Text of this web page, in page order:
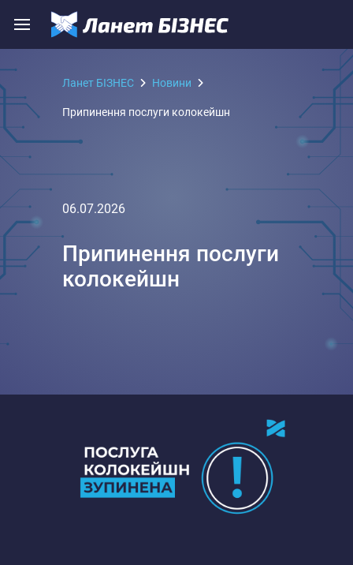
Ланет БІЗНЕС Новини
Припинення послуги колокейшн
06.07.2026
Припинення послуги
колокейшн